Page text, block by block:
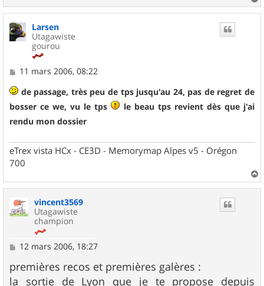
a
u
Larsen
Utagawiste
gourou
M
s
a
g
e
11 mars 2006, 08:22
de passage, très peu de tps jusqu'au 24, pas de regret de
bosser ce we, vu le tps
le beau tps revient dès que j'ai
rendu mon dossier
eTrex vista HCx - CE3D - Memorymap Alpes v5 - Orégon
700
a
vincent3569
Utagawiste
champion
M
s
s
a
12 mars 2006, 18:27
premières recos et premières galères :
la sortie de Lyon que je te propose depuis